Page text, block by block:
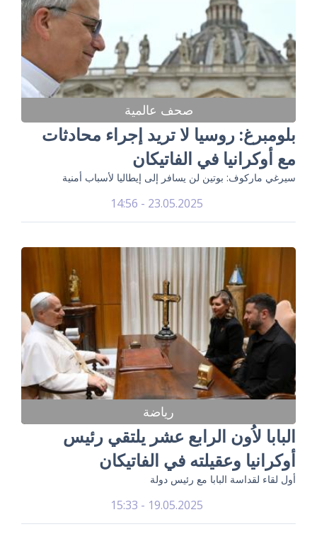
صحف عالمية
بلومبرغ: روسيا لا تريد إجراء محادثات
مع أوكرانيا في الفاتيكان
سيرغي ماركوف: بوتين لن يسافر إلى إيطاليا لأسباب أمنية
23.05.2025 - 14:56
رياضة
البابا لاُون الرابع عشر يلتقي رئيس
أوكرانيا وعقيلته في الفاتيكان
أول لقاء لقداسة البابا مع رئيس دولة
19.05.2025 - 15:33